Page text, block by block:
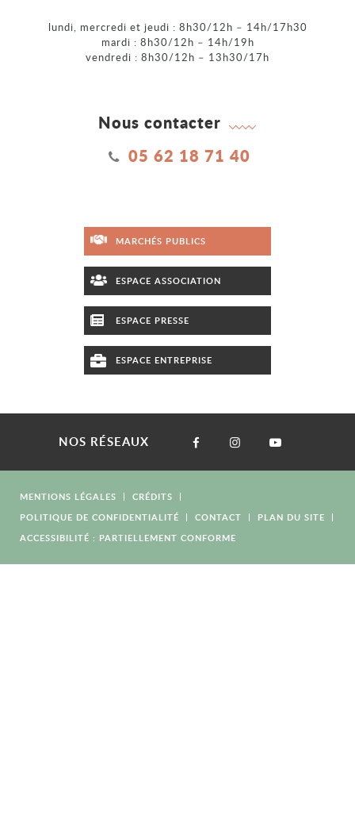
lundi, mercredi et jeudi : 8h30/12h – 14h/17h30
mardi : 8h30/12h – 14h/19h
vendredi : 8h30/12h – 13h30/17h
Nous contacter
05 62 18 71 40
MARCHÉS PUBLICS
ESPACE ASSOCIATION
ESPACE PRESSE
ESPACE ENTREPRISE
NOS RÉSEAUX
MENTIONS LÉGALES
CRÉDITS
POLITIQUE DE CONFIDENTIALITÉ
CONTACT
PLAN DU SITE
ACCESSIBILITÉ : PARTIELLEMENT CONFORME